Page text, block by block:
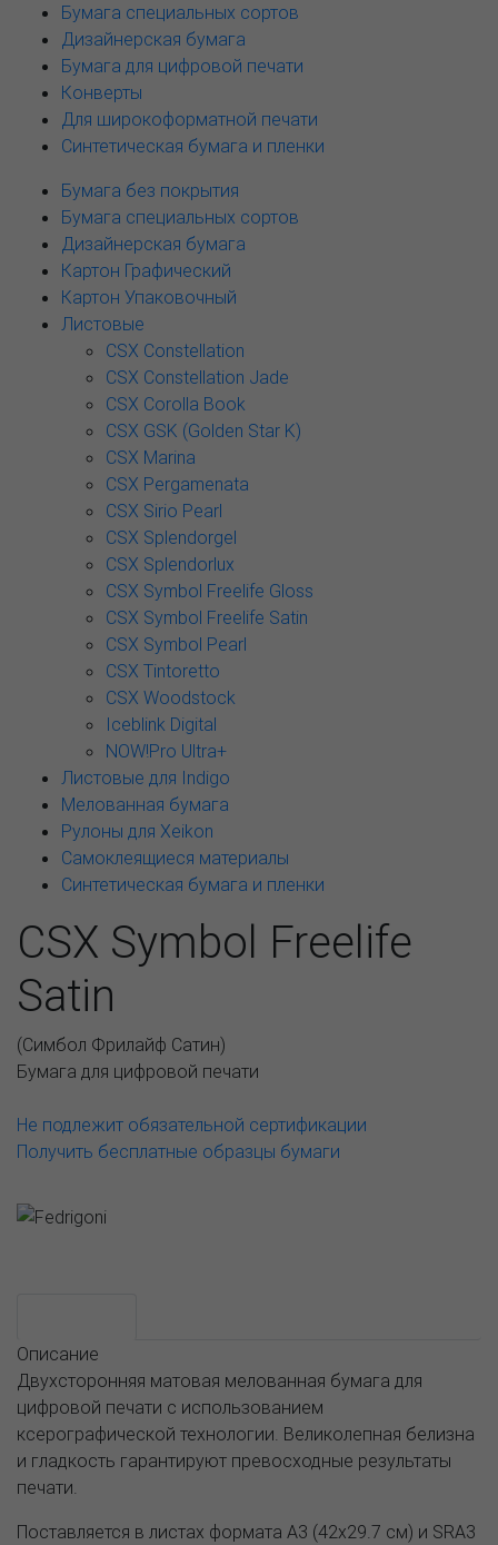
Бумага специальных сортов
Дизайнерская бумага
Бумага для цифровой печати
Конверты
Для широкоформатной печати
Синтетическая бумага и пленки
Бумага без покрытия
Бумага специальных сортов
Дизайнерская бумага
Картон Графический
Картон Упаковочный
Листовые
CSX Constellation
CSX Constellation Jade
CSX Corolla Book
CSX GSK (Golden Star K)
CSX Marina
CSX Pergamenata
CSX Sirio Pearl
CSX Splendorgel
CSX Splendorlux
CSX Symbol Freelife Gloss
CSX Symbol Freelife Satin
CSX Symbol Pearl
CSX Tintoretto
CSX Woodstock
Iceblink Digital
NOW!Pro Ultra+
Листовые для Indigo
Мелованная бумага
Рулоны для Xeikon
Самоклеящиеся материалы
Синтетическая бумага и пленки
CSX Symbol Freelife
Satin
(Симбол Фрилайф Сатин)
Бумага для цифровой печати
Не подлежит обязательной сертификации
Получить бесплатные образцы бумаги
Описание
Двухсторонняя матовая мелованная бумага для
цифровой печати с использованием
ксерографической технологии. Великолепная белизна
и гладкость гарантируют превосходные результаты
печати.
Поставляется в листах формата A3 (42х29.7 см) и SRA3